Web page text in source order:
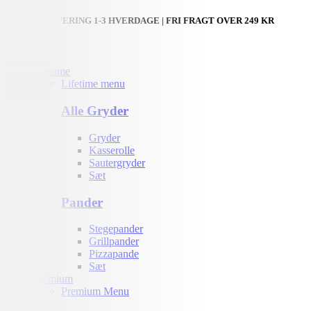
HURTIG LEVERING 1-3 HVERDAGE | FRI FRAGT OVER 249 KR
Lifetime
Lifetime menu
Alle Gryder
Gryder
Kasserolle
Sautergryder
Sæt
Pander
Stegepander
Grillpander
Pizzapande
Sæt
Premium
Premium Menu